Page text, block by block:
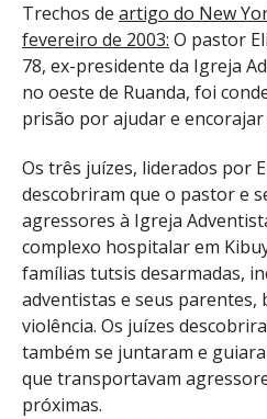
Trechos de artigo do New
fevereiro de 2003: O pastor
78, ex-presidente da Igreja
no oeste de Ruanda, foi
prisão por ajudar e
Os três juízes, liderados por
descobriram que o pastor e
agressores à Igreja
complexo hospitalar em
famílias tutsis desarmadas,
adventistas e seus parentes,
violência. Os juízes
também se juntaram e
que transportavam
próximas.